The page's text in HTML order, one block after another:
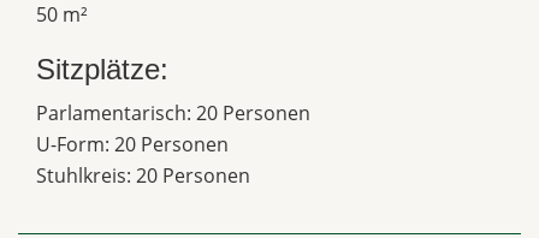
50 m²
Sitzplätze:
Parlamentarisch: 20 Personen
U-Form: 20 Personen
Stuhlkreis: 20 Personen